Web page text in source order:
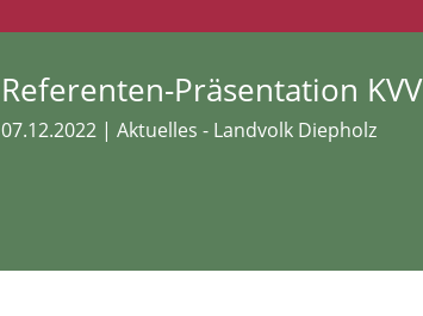
Referenten-Präsentation KVV
07.12.2022 | Aktuelles - Landvolk Diepholz